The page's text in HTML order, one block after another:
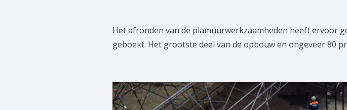
Het afronden van de plamuurwerkzaamheden heeft ervoor
geboekt. Het grootste deel van de opbouw en ongeveer 80